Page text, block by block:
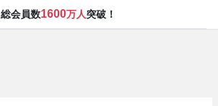
総会員数1600万人突破！